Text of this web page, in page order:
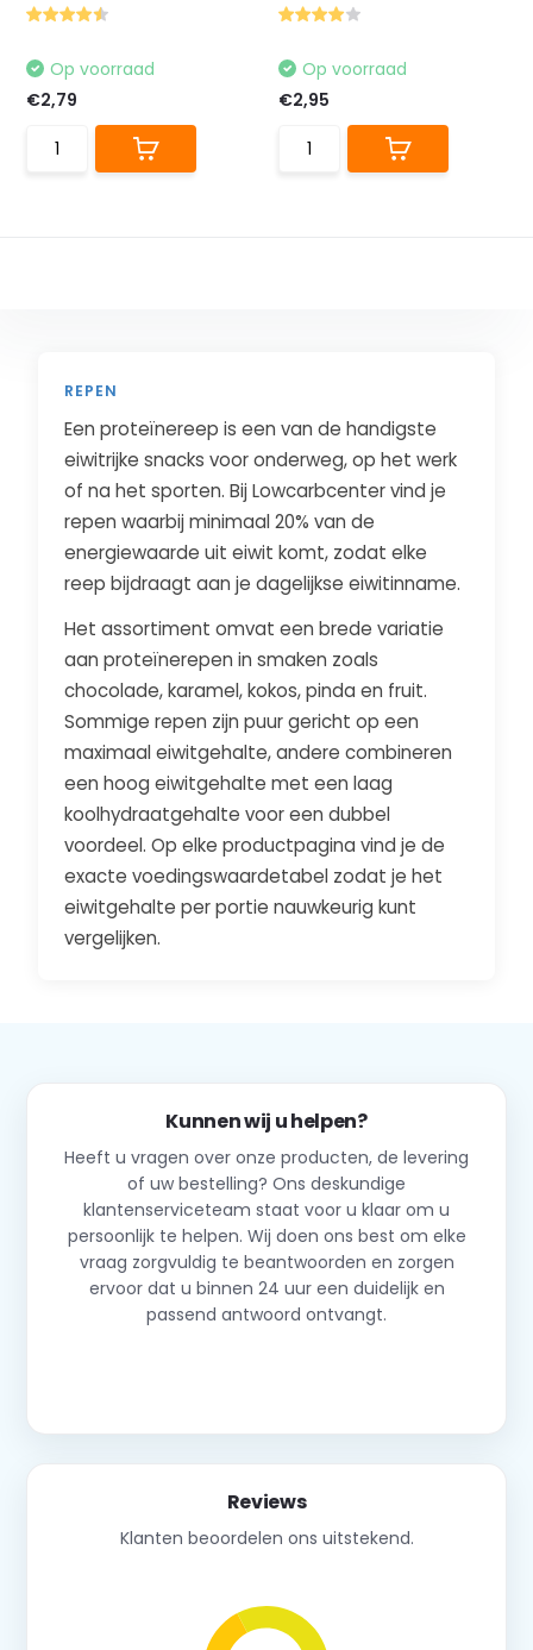
Op voorraad
€2,79
Op voorraad
€2,95
REPEN
Een proteïnereep is een van de handigste
eiwitrijke snacks voor onderweg, op het werk
of na het sporten. Bij Lowcarbcenter vind je
repen waarbij minimaal 20% van de
energiewaarde uit eiwit komt, zodat elke
reep bijdraagt aan je dagelijkse eiwitinname.
Het assortiment omvat een brede variatie
aan proteïnerepen in smaken zoals
chocolade, karamel, kokos, pinda en fruit.
Sommige repen zijn puur gericht op een
maximaal eiwitgehalte, andere combineren
een hoog eiwitgehalte met een laag
koolhydraatgehalte voor een dubbel
voordeel. Op elke productpagina vind je de
exacte voedingswaardetabel zodat je het
eiwitgehalte per portie nauwkeurig kunt
vergelijken.
Kunnen wij u helpen?
Heeft u vragen over onze producten, de levering
of uw bestelling? Ons deskundige
klantenserviceteam staat voor u klaar om u
persoonlijk te helpen. Wij doen ons best om elke
vraag zorgvuldig te beantwoorden en zorgen
ervoor dat u binnen 24 uur een duidelijk en
passend antwoord ontvangt.
Reviews
Klanten beoordelen ons uitstekend.